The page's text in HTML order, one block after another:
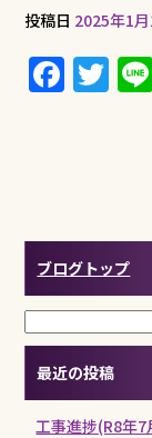
投稿日 2025年1
F
a
o
o
k
T
w
ブログトップ
最近の投稿
工事進捗(R8年7